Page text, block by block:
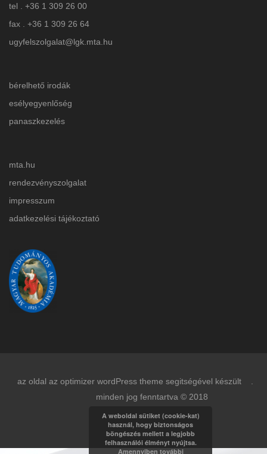
tel . +36 1 309 26 00
fax . +36 1 309 26 64
ugyfelszolgalat@lgk.mta.hu
bérelhető irodák
esélyegyenlőség
panaszkezelés
mta.hu
rendezvényszolgalat
impresszum
adatkezelési tájékoztató
az oldal az optimizer wordPress theme segitségével készült .
minden jog fenntartva © 2018
A weboldal sütiket (cookie-kat)
használ, hogy biztonságos
böngészés mellett a legjobb
felhasználói élményt nyújtsa.
Amennyiben további